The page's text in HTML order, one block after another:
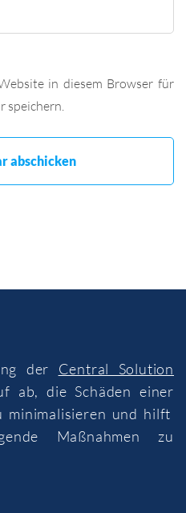
in diesem Browser für
speichern.
der Central Solution
ab, die Schäden einer
minimalisieren und hilft
Maßnahmen zu